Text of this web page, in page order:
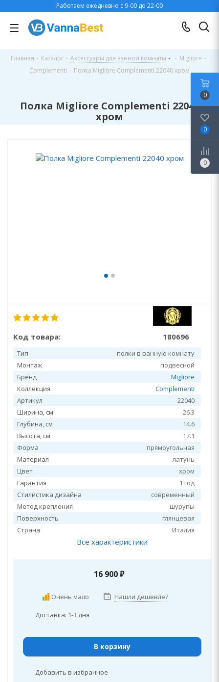
Работаем ежедневно с 9-00 до 22-00
Главная - Каталог - Аксессуары для ванной комнаты - Migliore -
Complementi - Полка Migliore Complementi 22040 хром
Полка Migliore Complementi 22040
хром
Код товара: 180696
Тип
полки в ванную комнату
Монтаж
подвесной
Бренд
Migliore
Коллекция
Complementi
Артикул
22040
Ширина, см
26.3
Глубина, см
14.6
Высота, см
17.1
Форма
прямоугольная
Материал
латунь
Цвет
хром
Гарантия
1 год
Стилистика дизайна
современный
Метод крепления
шурупы
Поверхность
глянцевая
Страна
Италия
Все характеристики
16 900₽
Очень мало Нашли дешевле?
Доставка: 1-3 дня
В корзину
Добавить в избранное
0
0
0